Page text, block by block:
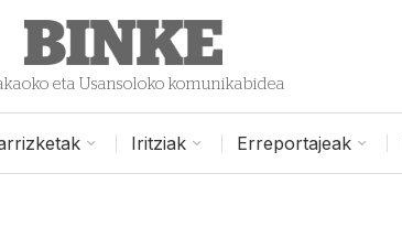
eta Usansoloko komunikabidea
Iritziak Erreportajeak